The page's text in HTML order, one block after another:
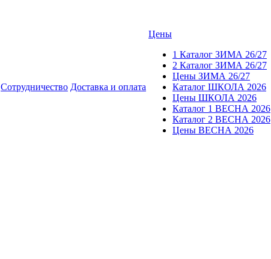
Сотрудничество Доставка и оплата
Цены
1 Каталог ЗИМА 26/27
2 Каталог ЗИМА 26/27
Цены ЗИМА 26/27
Каталог ШКОЛА 2026
Цены ШКОЛА 2026
Каталог 1 ВЕСНА 2026
Каталог 2 ВЕСНА 2026
Цены ВЕСНА 2026